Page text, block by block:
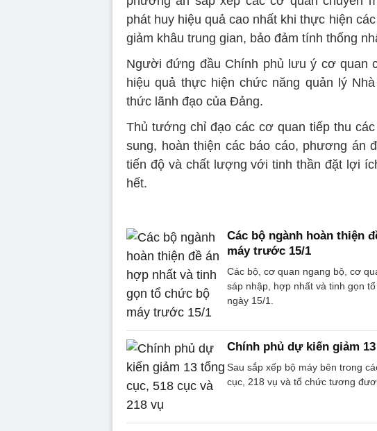
phát huy hiệu quả cao nhất khi thực hiện
giảm khâu trung gian, bảo đảm tính thống
Người đứng đầu Chính phủ lưu ý cơ quan
hiệu quả thực hiện chức năng quản lý
thức lãnh đạo của Đảng.
Thủ tướng chỉ đạo các cơ quan tiếp thu
sung, hoàn thiện các báo cáo, phương án
tiến độ và chất lượng với tinh thần đặt lợi
hết.
Các bộ ngành hoàn thiện
máy trước 15/1
Các bộ, cơ quan ngang bộ, cơ
sáp nhập, hợp nhất và tinh gọn
ngày 15/1.
Chính phủ dự kiến giảm
Sau sắp xếp bộ máy bên trong
cục, 218 vụ và tổ chức tương